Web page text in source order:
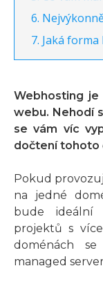
Jaká
Webhosting je
webu. Nehodí
se vám víc
dočtení tohoto
Pokud
na jedné
bude ideální
projektů s
doménách
managed